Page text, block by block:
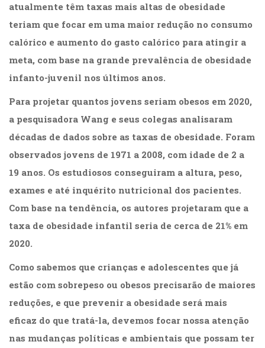
(63)
Saúde
(132)
categoria
(0)
(22)
Temas
(30)
Terapia
Ocupacional
Treinamento
e
(65)
Turismo
Vida
Prática
(32)
atualmente têm taxas mais altas de obesidade
teriam que focar em uma maior redução no consumo
calórico e aumento do gasto calórico para atingir a
meta, com base na grande prevalência de obesidade
infanto-juvenil nos últimos anos.
Para projetar quantos jovens seriam obesos em 2020,
a pesquisadora Wang e seus colegas analisaram
décadas de dados sobre as taxas de obesidade. Foram
observados jovens de 1971 a 2008, com idade de 2 a
19 anos. Os estudiosos conseguiram a altura, peso,
exames e até inquérito nutricional dos pacientes.
Com base na tendência, os autores projetaram que a
taxa de obesidade infantil seria de cerca de 21% em
2020.
Como sabemos que crianças e adolescentes que já
estão com sobrepeso ou obesos precisarão de maiores
reduções, e que prevenir a obesidade será mais
eficaz do que tratá-la, devemos focar nossa atenção
nas mudanças políticas e ambientais que possam ter